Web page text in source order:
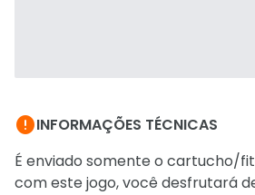
INFORMAÇÕES TÉCNICAS
É enviado somente o cartucho/
com este jogo, você desfrutará